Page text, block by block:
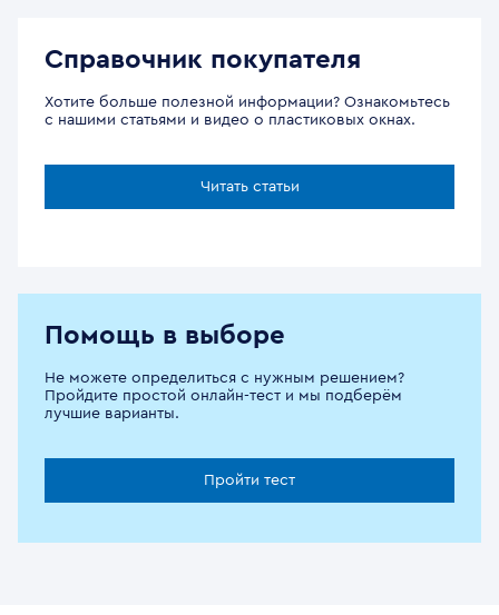
Справочник покупателя
Хотите больше полезной информации? Ознакомьтесь
с нашими статьями и видео о пластиковых окнах.
Читать статьи
Помощь в выборе
Не можете определиться с нужным решением?
Пройдите простой онлайн-тест и мы подберём
лучшие варианты.
Пройти тест